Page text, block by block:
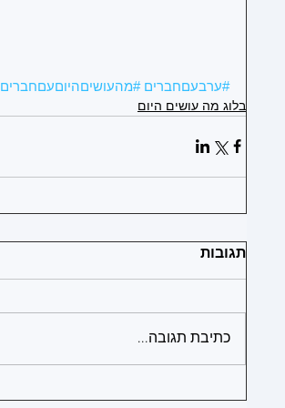
#ערבעםחברים #מהעושיםהיוםעםחברים
בלוג מה עושים היום
תגובות
כתיבת תגובה...